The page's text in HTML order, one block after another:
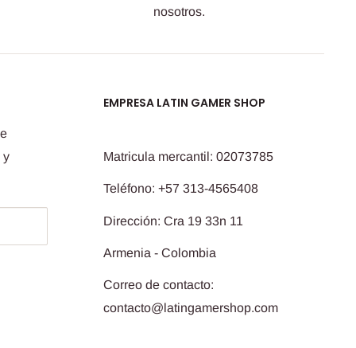
nosotros.
y
EMPRESA LATIN GAMER SHOP
Matricula mercantil: 02073785
Teléfono: +57 313-4565408
Dirección: Cra 19 33n 11
Armenia - Colombia
Correo de contacto:
contacto@latingamershop.com